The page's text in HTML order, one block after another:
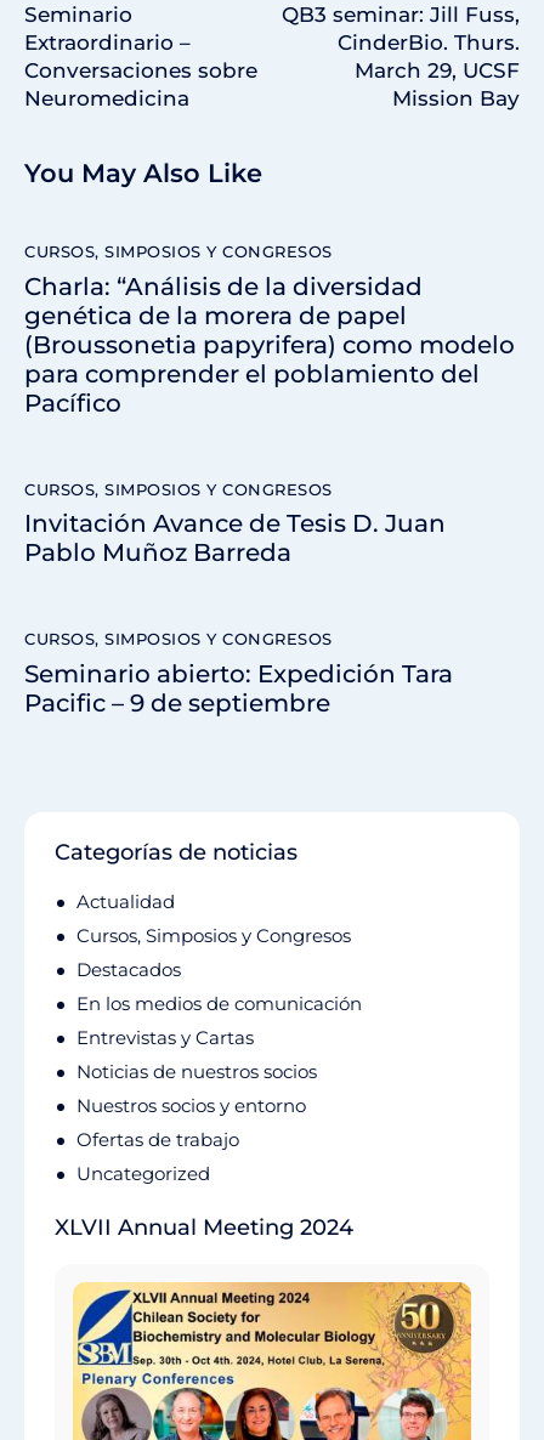
Seminario
Extraordinario –
Conversaciones sobre
Neuromedicina
QB3 seminar: Jill Fuss,
CinderBio. Thurs.
March 29, UCSF
Mission Bay
You May Also Like
CURSOS, SIMPOSIOS Y CONGRESOS
Charla: “Análisis de la diversidad
genética de la morera de papel
(Broussonetia papyrifera) como modelo
para comprender el poblamiento del
Pacífico
CURSOS, SIMPOSIOS Y CONGRESOS
Invitación Avance de Tesis D. Juan
Pablo Muñoz Barreda
CURSOS, SIMPOSIOS Y CONGRESOS
Seminario abierto: Expedición Tara
Pacific – 9 de septiembre
Categorías de noticias
Actualidad
Cursos, Simposios y Congresos
Destacados
En los medios de comunicación
Entrevistas y Cartas
Noticias de nuestros socios
Nuestros socios y entorno
Ofertas de trabajo
Uncategorized
XLVII Annual Meeting 2024